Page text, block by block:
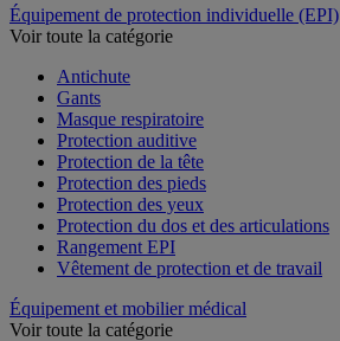
Équipement de protection individuelle (EPI)
Voir toute la catégorie
Antichute
Gants
Masque respiratoire
Protection auditive
Protection de la tête
Protection des pieds
Protection des yeux
Protection du dos et des articulations
Rangement EPI
Vêtement de protection et de travail
Équipement et mobilier médical
Voir toute la catégorie